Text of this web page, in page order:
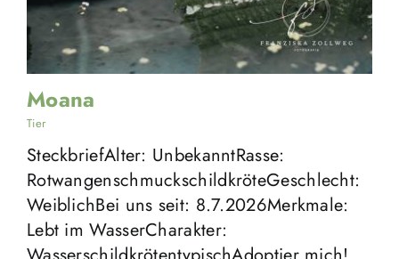
Moana
Tier
SteckbriefAlter: UnbekanntRasse:
RotwangenschmuckschildkröteGeschlecht:
WeiblichBei uns seit: 8.7.2026Merkmale:
Lebt im WasserCharakter: